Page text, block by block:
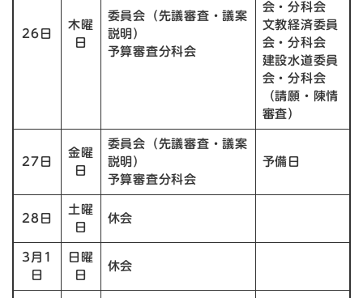
26日
木曜
日
委員会（先議審査・議案
説明）
予算審査分科会
会・分科会
文教経済委員
会・分科会
建設水道委員
会・分科会
（請願・陳情
審査）
27日
金曜
日
委員会（先議審査・議案
説明）
予算審査分科会
予備日
28日
土曜
日
休会
3月1
日
日曜
日
休会